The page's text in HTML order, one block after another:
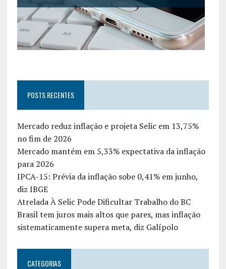
POSTS RECENTES
Mercado reduz inflação e projeta Selic em 13,75%
no fim de 2026
Mercado mantém em 5,33% expectativa da inflação
para 2026
IPCA-15: Prévia da inflação sobe 0,41% em junho,
diz IBGE
Atrelada À Selic Pode Dificultar Trabalho do BC
Brasil tem juros mais altos que pares, mas inflação
sistematicamente supera meta, diz Galípolo
CATEGORIAS